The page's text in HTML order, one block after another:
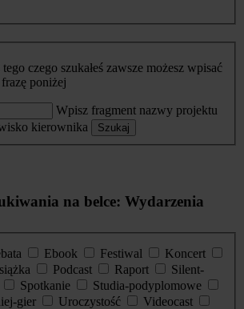
tego czego szukałeś zawsze możesz wpisać
poniżej
Wpisz fragment nazwy projektu
kierownika
Szukaj
na belce: Wydarzenia
Ebook Festiwal
Koncert
Podcast Raport
Silent-
Spotkanie
Studia-podyplomowe
gier Uroczystość
Videocast